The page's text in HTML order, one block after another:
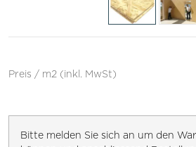
Preis / m2 (inkl. MwSt)
Bitte melden Sie sich an um den